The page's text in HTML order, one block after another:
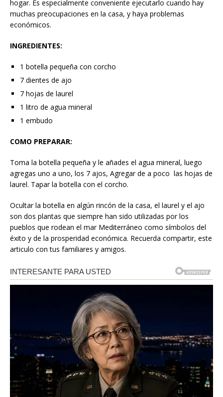
hogar. Es especialmente conveniente ejecutarlo cuando hay
muchas preocupaciones en la casa, y haya problemas
económicos.
INGREDIENTES:
1 botella pequeña con corcho
7 dientes de ajo
7 hojas de laurel
1 litro de agua mineral
1 embudo
COMO PREPARAR:
Toma la botella pequeña y le añades el agua mineral, luego
agregas uno a uno, los 7 ajos, Agregar de a poco las hojas de
laurel. Tapar la botella con el corcho.
Ocultar la botella en algún rincón de la casa, el laurel y el ajo
son dos plantas que siempre han sido utilizadas por los
pueblos que rodean el mar Mediterráneo como símbolos del
éxito y de la prosperidad económica. Recuerda compartir, este
articulo con tus familiares y amigos.